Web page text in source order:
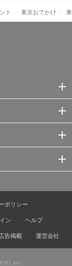
ト 東京おでかけ
ポリシー
ン
ヘルプ
告掲載 運営会社
Inc.